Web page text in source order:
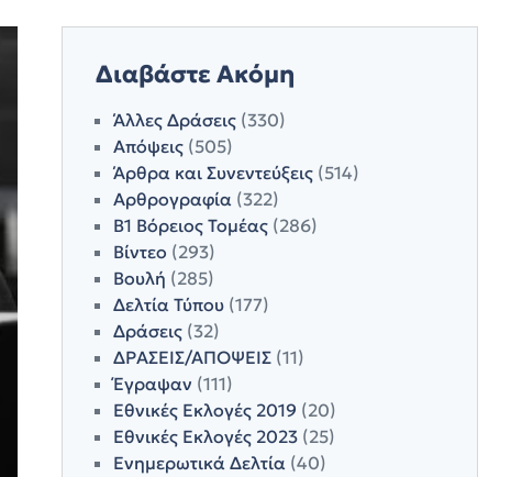
Διαβάστε Ακόμη
Άλλες Δράσεις(330)
Απόψεις(505)
Άρθρα και Συνεντεύξεις(514)
Αρθρογραφία(322)
Β1 Βόρειος Τομέας(286)
Βίντεο (293)
Βουλή (285)
Δελτία Τύπου(177)
Δράσεις(32)
ΔΡΑΣΕΙΣ/ΑΠΟΨΕΙΣ(11)
Έγραψαν (111)
Εθνικές Εκλογές 2019 (20)
Εθνικές Εκλογές 2023(25)
Ενημερωτικά Δελτία(40)